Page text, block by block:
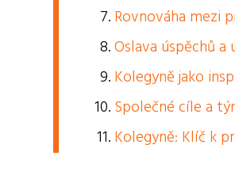
Rovnováha mezi
Oslava úspěchů a
Kolegyně jako
Společné cíle a
Kolegyně: Klíč k